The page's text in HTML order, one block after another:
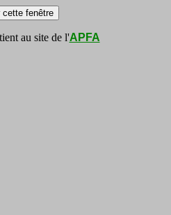
au site de l'APFA